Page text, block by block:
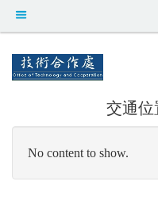
交通位
No content to show.